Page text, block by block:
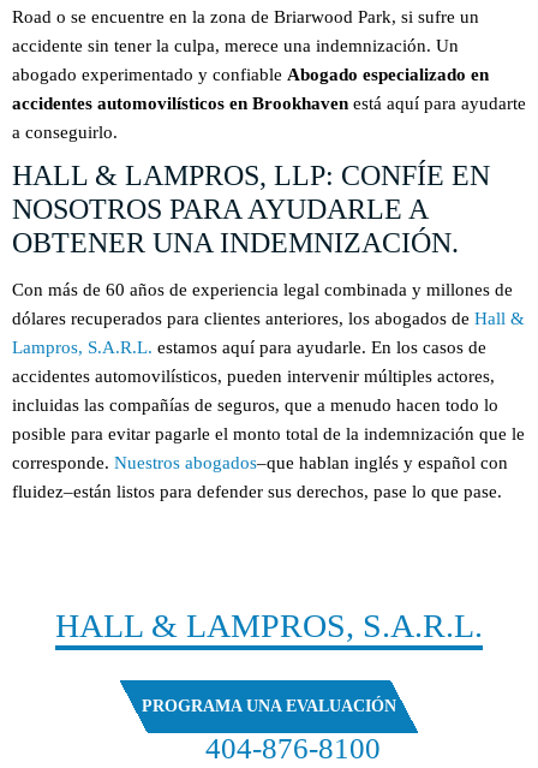
Road o se encuentre en la zona de Briarwood Park, si sufre un
accidente sin tener la culpa, merece una indemnización. Un
abogado experimentado y confiable Abogado especializado en
accidentes automovilísticos en Brookhaven está aquí para ayudarte
a conseguirlo.
HALL & LAMPROS, LLP: CONFÍE EN
NOSOTROS PARA AYUDARLE A
OBTENER UNA INDEMNIZACIÓN.
Con más de 60 años de experiencia legal combinada y millones de
dólares recuperados para clientes anteriores, los abogados de Hall &
Lampros, S.A.R.L. estamos aquí para ayudarle. En los casos de
accidentes automovilísticos, pueden intervenir múltiples actores,
incluidas las compañías de seguros, que a menudo hacen todo lo
posible para evitar pagarle el monto total de la indemnización que le
corresponde. Nuestros abogados–que hablan inglés y español con
fluidez–están listos para defender sus derechos, pase lo que pase.
HALL & LAMPROS, S.A.R.L.
PROGRAMA UNA EVALUACIÓN
404-876-8100